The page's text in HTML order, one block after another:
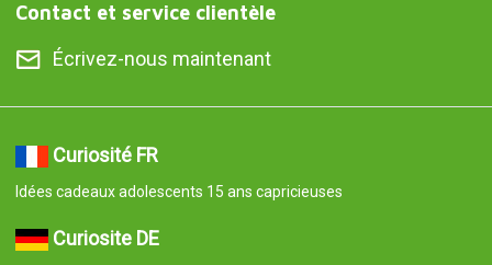
Contact et service clientèle
Écrivez-nous maintenant
Curiosité FR
Idées cadeaux adolescents 15 ans capricieuses
Curiosite DE